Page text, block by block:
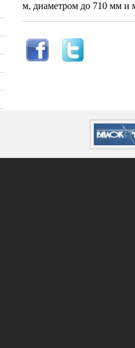
м, диаметром до 710 мм и